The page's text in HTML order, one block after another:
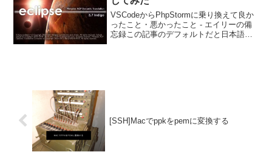
VSCodeからPhpStormに乗り換えて良か
ったこと・悪かったこと - エイリーの備
忘録この記事のデフォルトだと日本語に
[SSH]Macでppkをpemに変換する